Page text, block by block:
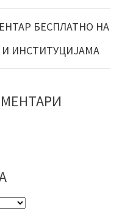
БЕСПЛАТНО НА
ИНСТИТУЦИЈАМА